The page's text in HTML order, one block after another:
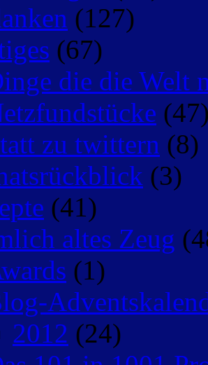
(127)
(67)
die die Welt
zu twittern (8)
(3)
(41)
altes Zeug
(1)
2012 (24)